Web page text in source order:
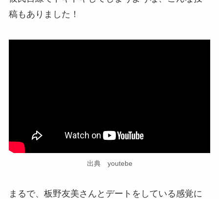
稿もありました！
出典 youtebe
まるで、板野友美さんとデートをしている感覚に